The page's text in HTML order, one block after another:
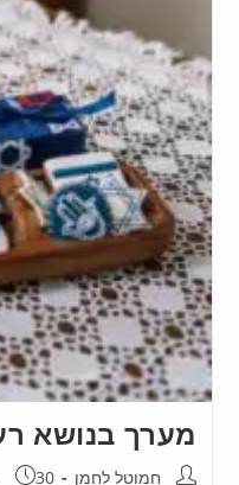
מערך בנושא
חמוטל לחמן
30 ביולי 2023